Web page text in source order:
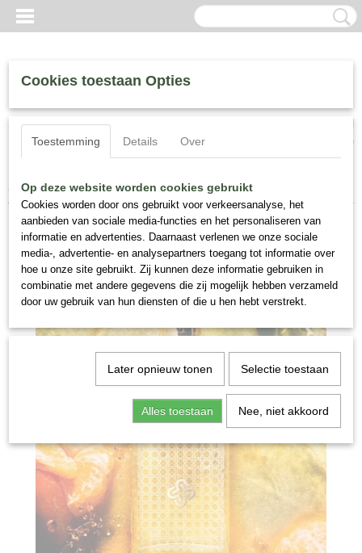
Inloggen Registreren
(0)
Home >Perris, Fragrance>Perris Mandarino Di Sicilia, 100 ml
Cookies toestaan Opties
Toestemming Details Over
Op deze website worden cookies gebruikt
Cookies worden door ons gebruikt voor verkeersanalyse, het
aanbieden van sociale media-functies en het personaliseren van
informatie en advertenties. Daarnaast verlenen we onze sociale
media-, advertentie- en analysepartners toegang tot informatie over
hoe u onze site gebruikt. Zij kunnen deze informatie gebruiken in
combinatie met andere gegevens die zij mogelijk hebben verzameld
door uw gebruik van hun diensten of die u hen hebt verstrekt.
Later opnieuw tonen Selectie toestaan
Alles toestaan Nee, niet akkoord